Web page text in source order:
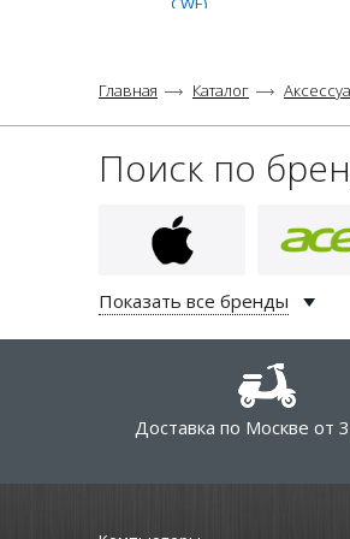
Главная Каталог
Поиск по
Показать все бренды
Доставка по Москве от